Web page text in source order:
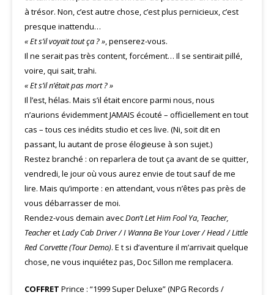
à trésor. Non, c’est autre chose, c’est plus pernicieux, c’est
presque inattendu…
« Et s’il voyait tout ça ? », penserez-vous.
Il ne serait pas très content, forcément… Il se sentirait pillé,
voire, qui sait, trahi.
« Et s’il n’était pas mort ? »
Il l’est, hélas. Mais s’il était encore parmi nous, nous
n’aurions évidemment JAMAIS écouté – officiellement en tout
cas – tous ces inédits studio et ces live. (Ni, soit dit en
passant, lu autant de prose élogieuse à son sujet.)
Restez branché : on reparlera de tout ça avant de se quitter,
vendredi, le jour où vous aurez envie de tout sauf de me
lire. Mais qu’importe : en attendant, vous n’êtes pas près de
vous débarrasser de moi.
Rendez-vous demain avecDon’t Let Him Fool Ya, Teacher,
TeacheretLady Cab Driver / I Wanna Be Your Lover / Head / Little
Red Corvette (Tour Demo). E t si d’aventure il m’arrivait quelque
chose, ne vous inquiétez pas, Doc Sillon me remplacera.
COFFRET Prince : “1999 Super Deluxe” (NPG Records /